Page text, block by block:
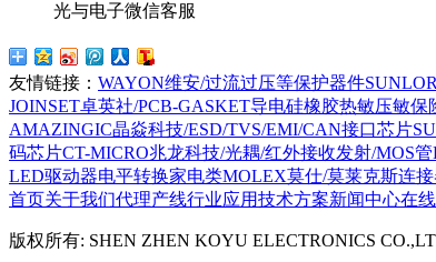
光与电子微信客服
友情链接： WAYON维安/过流过压等保护器件
JOINSET卓英社/PCB-GASKET导电硅橡胶热敏压敏保
AMAZINGIC晶焱科技/ESD/TVS/EMI/CAN接口芯片
码芯片CT-MICRO兆龙科技/光耦/红外接收发射/MOS管
LED驱动器电平转换家电类MOLEX莫仕/莫莱克斯连
首页关于我们代理产线行业应用技术方案新闻中心在
版权所有: SHEN ZHEN KOYU ELECTRONICS